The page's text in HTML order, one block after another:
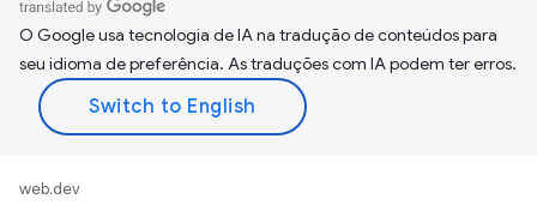
O Google usa tecnologia de IA na tradução de conteúdos para
seu idioma de preferência. As traduções com IA podem ter erros.
web.dev